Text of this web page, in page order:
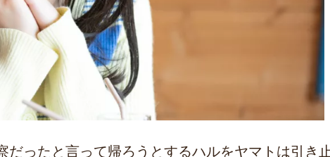
だったと言って帰ろうとするハルをヤマトは引き